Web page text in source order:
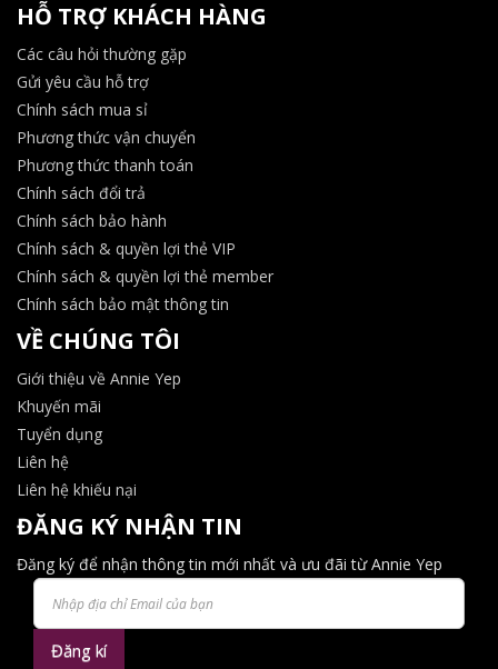
HỖ TRỢ KHÁCH HÀNG
Các câu hỏi thường gặp
Gửi yêu cầu hỗ trợ
Chính sách mua sỉ
Phương thức vận chuyển
Phương thức thanh toán
Chính sách đổi trả
Chính sách bảo hành
Chính sách & quyền lợi thẻ VIP
Chính sách & quyền lợi thẻ member
Chính sách bảo mật thông tin
VỀ CHÚNG TÔI
Giới thiệu về Annie Yep
Khuyến mãi
Tuyển dụng
Liên hệ
Liên hệ khiếu nại
ĐĂNG KÝ NHẬN TIN
Đăng ký để nhận thông tin mới nhất và ưu đãi từ Annie Yep
Đăng kí